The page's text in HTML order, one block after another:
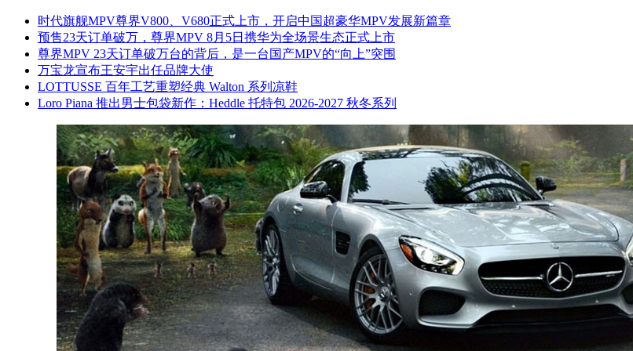
时代旗舰MPV尊界V800、V680正式上市，开启中国超豪华MPV发展新篇章
预售23天订单破万，尊界MPV 8月5日携华为全场景生态正式上市
尊界MPV 23天订单破万台的背后，是一台国产MPV的“向上”突围
万宝龙宣布王安宇出任品牌大使
LOTTUSSE 百年工艺重塑经典 Walton 系列凉鞋
Loro Piana 推出男士包袋新作：Heddle 托特包 2026-2027 秋冬系列